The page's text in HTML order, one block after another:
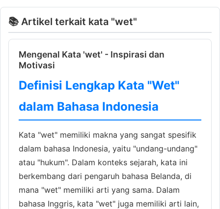
📚 Artikel terkait kata "wet"
Mengenal Kata 'wet' - Inspirasi dan
Motivasi
Definisi Lengkap Kata "Wet"
dalam Bahasa Indonesia
Kata "wet" memiliki makna yang sangat spesifik
dalam bahasa Indonesia, yaitu "undang-undang"
atau "hukum". Dalam konteks sejarah, kata ini
berkembang dari pengaruh bahasa Belanda, di
mana "wet" memiliki arti yang sama. Dalam
bahasa Inggris, kata "wet" juga memiliki arti lain,